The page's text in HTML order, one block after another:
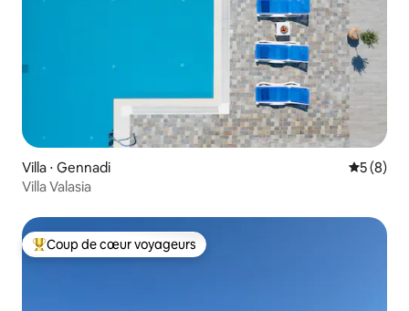
Villa ⋅ Gennadi
5 (8)
Villa Valasia
Coups de cœur voyageurs les plus appréciés
Coup de cœur voyageurs